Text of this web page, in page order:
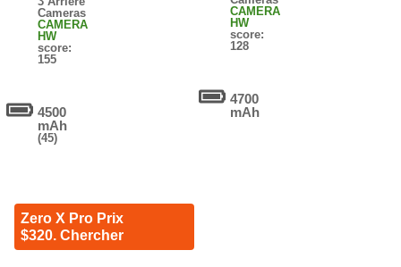
Cameras
CAMERA
HW
score:
155
4500
mAh
(45)
Zero X Pro Prix
$320. Chercher
CAMERA
HW
score:
128
4700
mAh